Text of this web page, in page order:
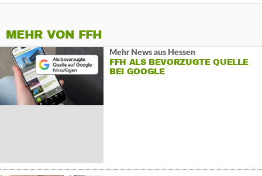
MEHR VON FFH
Mehr News aus Hessen
FFH ALS BEVORZUGTE QUELLE
BEI GOOGLE